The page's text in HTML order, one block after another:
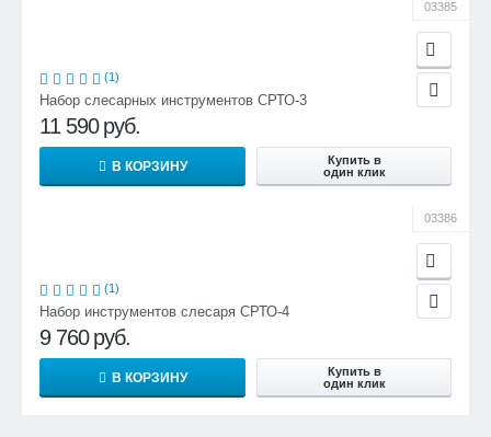
03385
(1)
Набор слесарных инструментов СРТО-3
11 590 руб.
В КОРЗИНУ
Купить в
один клик
03386
(1)
Набор инструментов слесаря СРТО-4
9 760 руб.
В КОРЗИНУ
Купить в
один клик